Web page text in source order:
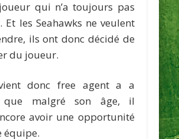
qui n’a toujours pas
Et les Seahawks ne veulent
ils ont donc décidé de
du joueur.
donc free agent a a
que malgré son âge, il
avoir une opportunité
équipe.